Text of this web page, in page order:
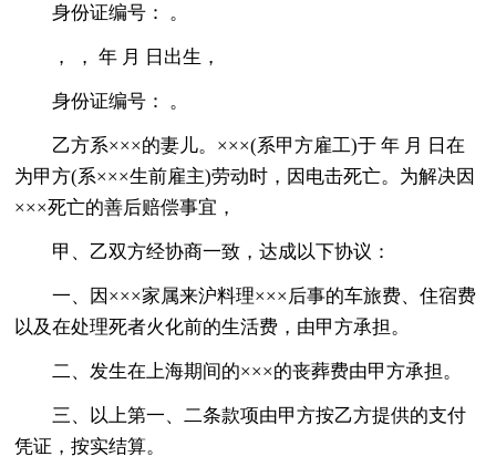
身份证编号： 。
， ， 年 月 日出生，
身份证编号： 。
乙方系×××的妻儿。×××(系甲方雇工)于 年 月 日在
为甲方(系×××生前雇主)劳动时，因电击死亡。为解决因
×××死亡的善后赔偿事宜，
甲、乙双方经协商一致，达成以下协议：
一、因×××家属来沪料理×××后事的车旅费、住宿费
以及在处理死者火化前的生活费，由甲方承担。
二、发生在上海期间的×××的丧葬费由甲方承担。
三、以上第一、二条款项由甲方按乙方提供的支付
凭证，按实结算。